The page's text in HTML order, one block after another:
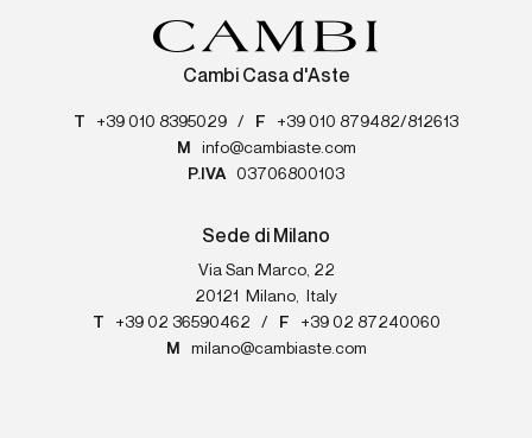
Cambi Casa d'Aste
T +39 010 8395029 / F
+39 010 879482/812613
M
info@cambiaste.com
P.IVA
03706800103
Sede di Milano
Via San Marco, 22
20121
Milano,
Italy
T
+39 02 36590462 / F
+39 02 87240060
M
milano@cambiaste.com